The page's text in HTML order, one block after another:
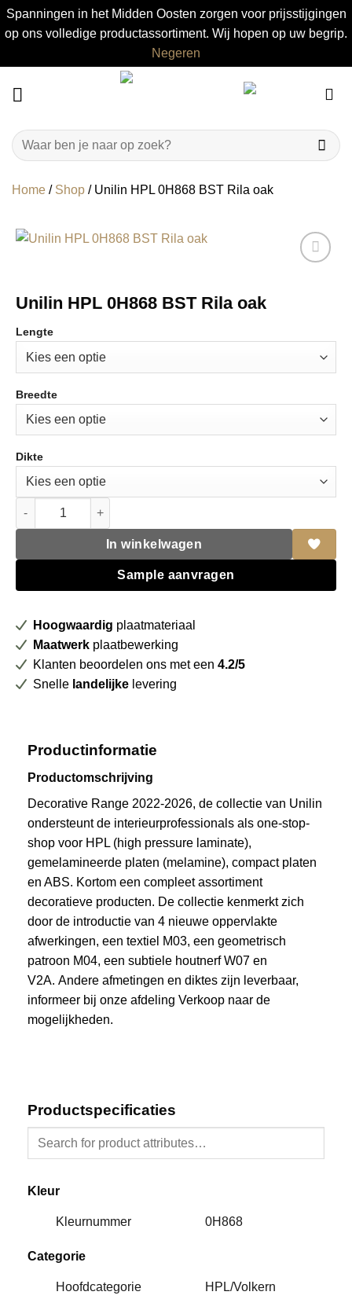
Spanningen in het Midden Oosten zorgen voor prijsstijgingen
op ons volledige productassortiment. Wij hopen op uw begrip.
Negeren
Zoeken
naar:
Home / Shop / Unilin HPL 0H868 BST Rila oak
Unilin HPL 0H868 BST Rila oak
Lengte
Breedte
Dikte
Unilin HPL 0H868 BST Rila oak aantal
In winkelwagen
Sample aanvragen
Hoogwaardig plaatmateriaal
Maatwerk plaatbewerking
Klanten beoordelen ons met een 4.2/5
Snelle landelijke levering
Productinformatie
Productomschrijving
Decorative Range 2022-2026, de collectie van Unilin
ondersteunt de interieurprofessionals als one-stop-
shop voor HPL (high pressure laminate),
gemelamineerde platen (melamine), compact platen
en ABS. Kortom een compleet assortiment
decoratieve producten. De collectie kenmerkt zich
door de introductie van 4 nieuwe oppervlakte
afwerkingen, een textiel M03, een geometrisch
patroon M04, een subtiele houtnerf W07 en
V2A. Andere afmetingen en diktes zijn leverbaar,
informeer bij onze afdeling Verkoop naar de
mogelijkheden.
Productspecificaties
Kleur
Kleurnummer 0H868
Categorie
Hoofdcategorie HPL/Volkern